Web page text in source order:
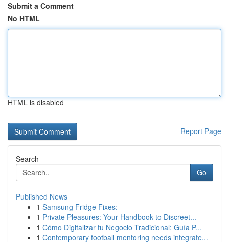
Submit a Comment
No HTML
HTML is disabled
Report Page
Search
Go
Published News
1 Samsung Fridge Fixes:
1 Private Pleasures: Your Handbook to Discreet...
1 Cómo Digitalizar tu Negocio Tradicional: Guía P...
1 Contemporary football mentoring needs integrate...